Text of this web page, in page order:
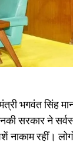
भगवंत सिंह
सरकार ने
नाकाम रहीं।